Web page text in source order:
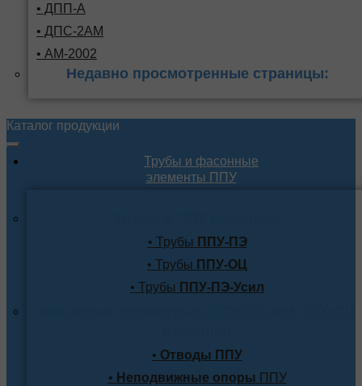
• ДПП-А
• ДПС-2АМ
• АМ-2002
Недавно просмотренные страницы:
Каталог продукции
Трубы и фасонные
элементы ППУ
• Трубы ППУ-ПЭ
• Трубы ППУ-ОЦ
• Трубы ППУ-ПЭ-Усил
• Отводы ППУ
• Неподвижные опоры ППУ